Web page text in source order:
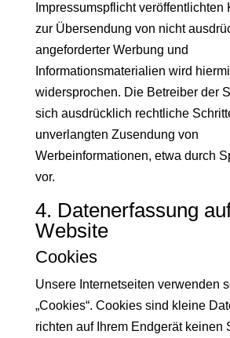
Impressumspflicht veröffentlichten
zur Übersendung von nicht
angeforderter Werbung und
Informationsmaterialien wird
widersprochen. Die Betreiber der
sich ausdrücklich rechtliche
unverlangten Zusendung von
Werbeinformationen, etwa durch
vor.
4. Datenerfassung
Website
Cookies
Unsere Internetseiten verwenden
„Cookies“. Cookies sind kleine
richten auf Ihrem Endgerät keinen